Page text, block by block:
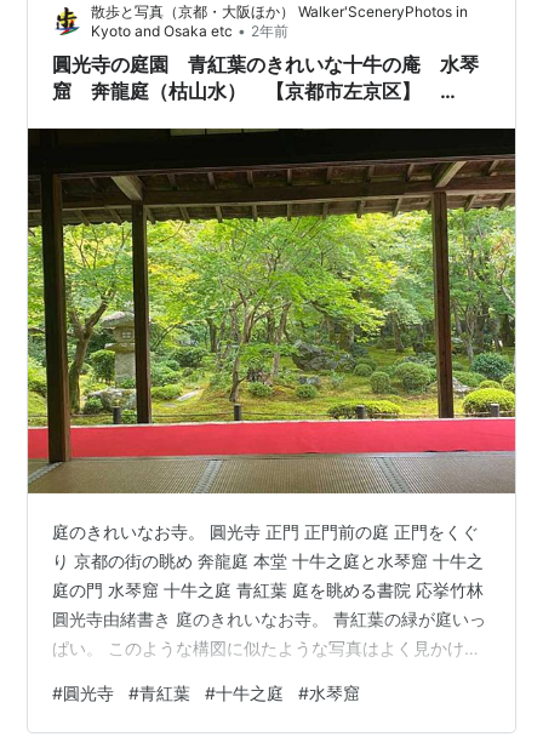
を楽しむことができます。 基本情報 住所 東京都西多摩
郡奥多摩町日原1052 問い合わせ先 0428-83-8491 料金
大人…
散歩と写真（京都・大阪ほか） Walker'SceneryPhotos in
Kyoto and Osaka etc • 2年前
圓光寺の庭園 青紅葉のきれいな十牛の庵 水琴
窟 奔龍庭（枯山水） 【京都市左京区】
庭のきれいなお寺。 圓光寺 正門 正門前の庭 正門をくぐ
り 京都の街の眺め 奔龍庭 本堂 十牛之庭と水琴窟 十牛之
庭の門 水琴窟 十牛之庭 青紅葉 庭を眺める書院 応挙竹林
圓光寺由緒書き 庭のきれいなお寺。 青紅葉の緑が庭いっ
ぱい。 このような構図に似たような写真はよく見かけ
ある。 上の写真は少し歪んでいてとてもいいのとは言え
ないが。 圓光寺のホームページを見て、この庭を見てみ
#圓光寺 #青紅葉 #十牛之庭 #水琴窟